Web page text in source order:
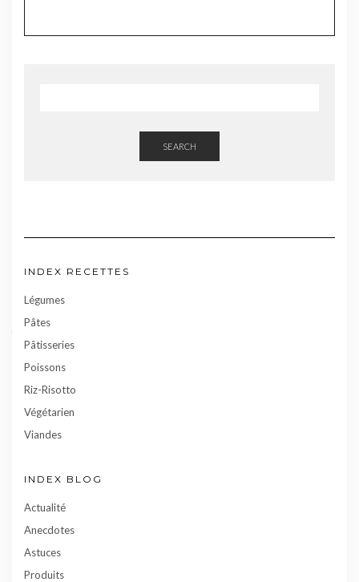
SEARCH
INDEX RECETTES
Légumes
Pâtes
Pâtisseries
Poissons
Riz-Risotto
Végétarien
Viandes
INDEX BLOG
Actualité
Anecdotes
Astuces
Produits